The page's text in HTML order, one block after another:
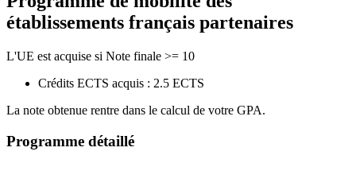
établissements français partenaires
L'UE est acquise si Note finale >= 10
Crédits ECTS acquis : 2.5 ECTS
La note obtenue rentre dans le calcul de votre GPA.
Programme détaillé